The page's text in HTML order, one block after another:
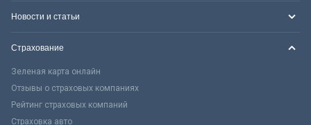
Новости и статьи
Страхование
Зеленая карта онлайн
Отзывы о страховых компаниях
Рейтинг страховых компаний
Страховка авто